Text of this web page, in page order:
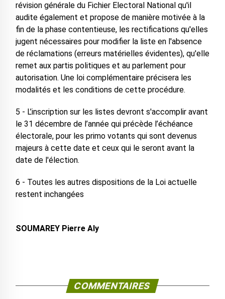
révision générale du Fichier Electoral National qu'il
audite également et propose de manière motivée à la
fin de la phase contentieuse, les rectifications qu'elles
jugent nécessaires pour modifier la liste en l'absence
de réclamations (erreurs matérielles évidentes), qu'elle
remet aux partis politiques et au parlement pour
autorisation. Une loi complémentaire précisera les
modalités et les conditions de cette procédure.
5 - L’inscription sur les listes devront s'accomplir avant
le 31 décembre de l’année qui précède l’échéance
électorale, pour les primo votants qui sont devenus
majeurs à cette date et ceux qui le seront avant la
date de l'élection.
6 - Toutes les autres dispositions de la Loi actuelle
restent inchangées
SOUMAREY Pierre Aly
COMMENTAIRES